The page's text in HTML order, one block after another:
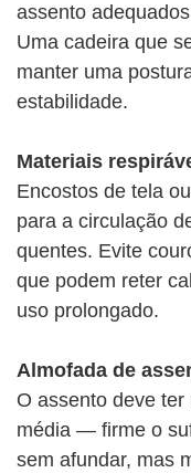
assento
Uma cadeira que
manter uma
estabilidade.
Materiais
Encostos de tela
para a circulação
quentes. Evite
que podem reter
uso prolongado.
Almofada de
O assento deve
média — firme o
sem afundar, mas